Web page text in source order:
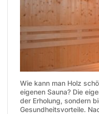
Wie kann man Holz
eigenen Sauna? Die
der Erholung, sondern
Gesundheitsvorteile.